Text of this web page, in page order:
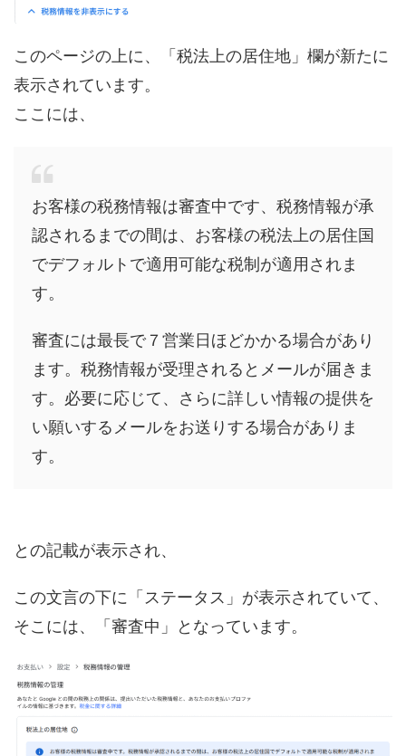
このページの上に、「税法上の居住地」欄が新たに
表示されています。
ここには、
お客様の税務情報は審査中です、税務情報が承
認されるまでの間は、お客様の税法上の居住国
でデフォルトで適用可能な税制が適用されま
す。
審査には最長で７営業日ほどかかる場合があり
ます。税務情報が受理されるとメールが届きま
す。必要に応じて、さらに詳しい情報の提供を
い願いするメールをお送りする場合がありま
す。
との記載が表示され、
この文言の下に「ステータス」が表示されていて、
そこには、「審査中」となっています。